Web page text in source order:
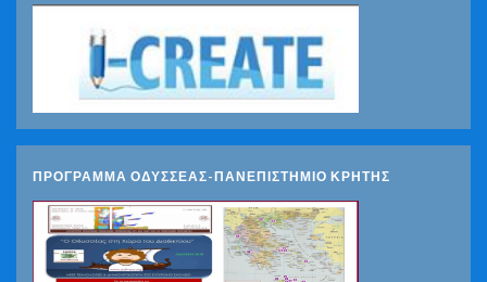
ΠΡΟΓΡΑΜΜΑ ΟΔΥΣΣΕΑΣ-ΠΑΝΕΠΙΣΤΗΜΙΟ ΚΡΗΤΗΣ